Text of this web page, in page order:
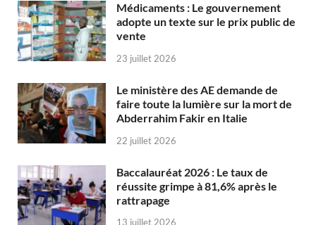
Médicaments : Le gouvernement
adopte un texte sur le prix public de
vente
23 juillet 2026
Le ministère des AE demande de
faire toute la lumière sur la mort de
Abderrahim Fakir en Italie
22 juillet 2026
Baccalauréat 2026 : Le taux de
réussite grimpe à 81,6% après le
rattrapage
13 juillet 2026